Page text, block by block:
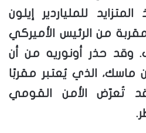
للملياردير إيلون
من الرئيس الأميركي
وقد حذر أونوريه من أن
ماسك، الذي يُعتبر مقربًا
تُعرّض الأمن القومي